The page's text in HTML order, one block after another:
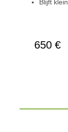
Blijft
650 €